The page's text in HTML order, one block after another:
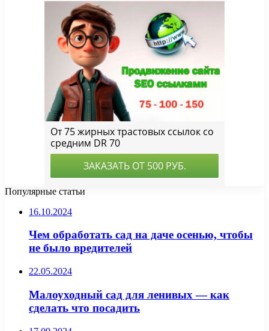
Популярные статьи
16.10.2024
Чем обработать сад на даче осенью, чтобы
не было вредителей
22.05.2024
Малоуходный сад для ленивых — как
сделать что посадить